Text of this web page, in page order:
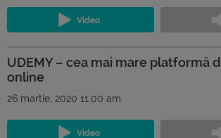
UDEMY – cea mai mare platformă
online
26 martie, 2020 11:00 am